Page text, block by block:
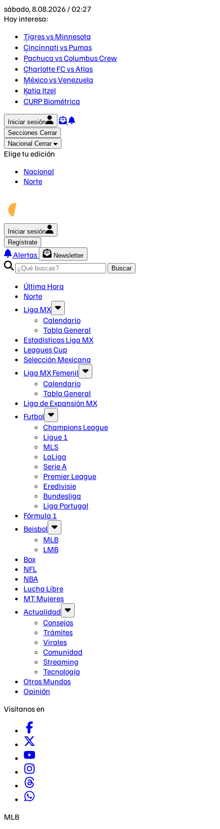
sábado, 8.08.2026 / 02:27
Hoy interesa:
Tigres vs Minnesota
Cincinnati vs Pumas
Pachuca vs Columbus Crew
Charlotte FC vs Atlas
México vs Venezuela
Katia Itzel
CURP Biométrica
Iniciar sesión
Secciones Cerrar
Nacional Cerrar
Elige tu edición
Nacional
Norte
Iniciar sesión
Regístrate
Alertas
Newsletter
Buscar
Última Hora
Norte
Liga MX
Calendario
Tabla General
Estadísticas Liga MX
Leagues Cup
Selección Mexicana
Liga MX Femenil
Calendario
Tabla General
Liga de Expansión MX
Futbol
Champions League
Ligue 1
MLS
LaLiga
Serie A
Premier League
Eredivisie
Bundesliga
Liga Portugal
Fórmula 1
Beisbol
MLB
LMB
Box
NFL
NBA
Lucha Libre
MT Mujeres
Actualidad
Consejos
Trámites
Virales
Comunidad
Streaming
Tecnología
Otros Mundos
Opinión
Visítanos en
MLB